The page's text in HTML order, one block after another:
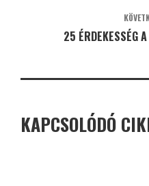
25 ÉRDEKESSÉG
KAPCSOLÓDÓ